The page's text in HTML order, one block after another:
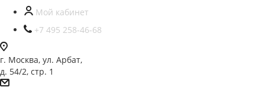
Мой кабинет
+7 495 258-46-68
г. Москва, ул. Арбат,
д. 54/2, стр. 1